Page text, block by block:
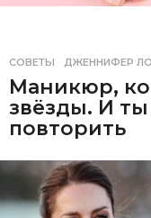
СОВЕТЫ ДЖЕННИФЕР
Маникюр,
звёзды. И
повторить